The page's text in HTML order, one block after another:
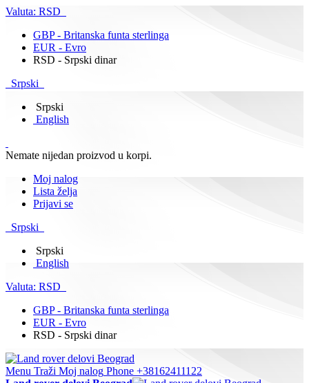
Valuta: RSD
GBP - Britanska funta sterlinga
EUR - Evro
RSD - Srpski dinar
Srpski
Srpski
English
Nemate nijedan proizvod u korpi.
Moj nalog
Lista želja
Prijavi se
Srpski
Srpski
English
Valuta: RSD
GBP - Britanska funta sterlinga
EUR - Evro
RSD - Srpski dinar
Menu Traži Moj nalog Phone +38162411122